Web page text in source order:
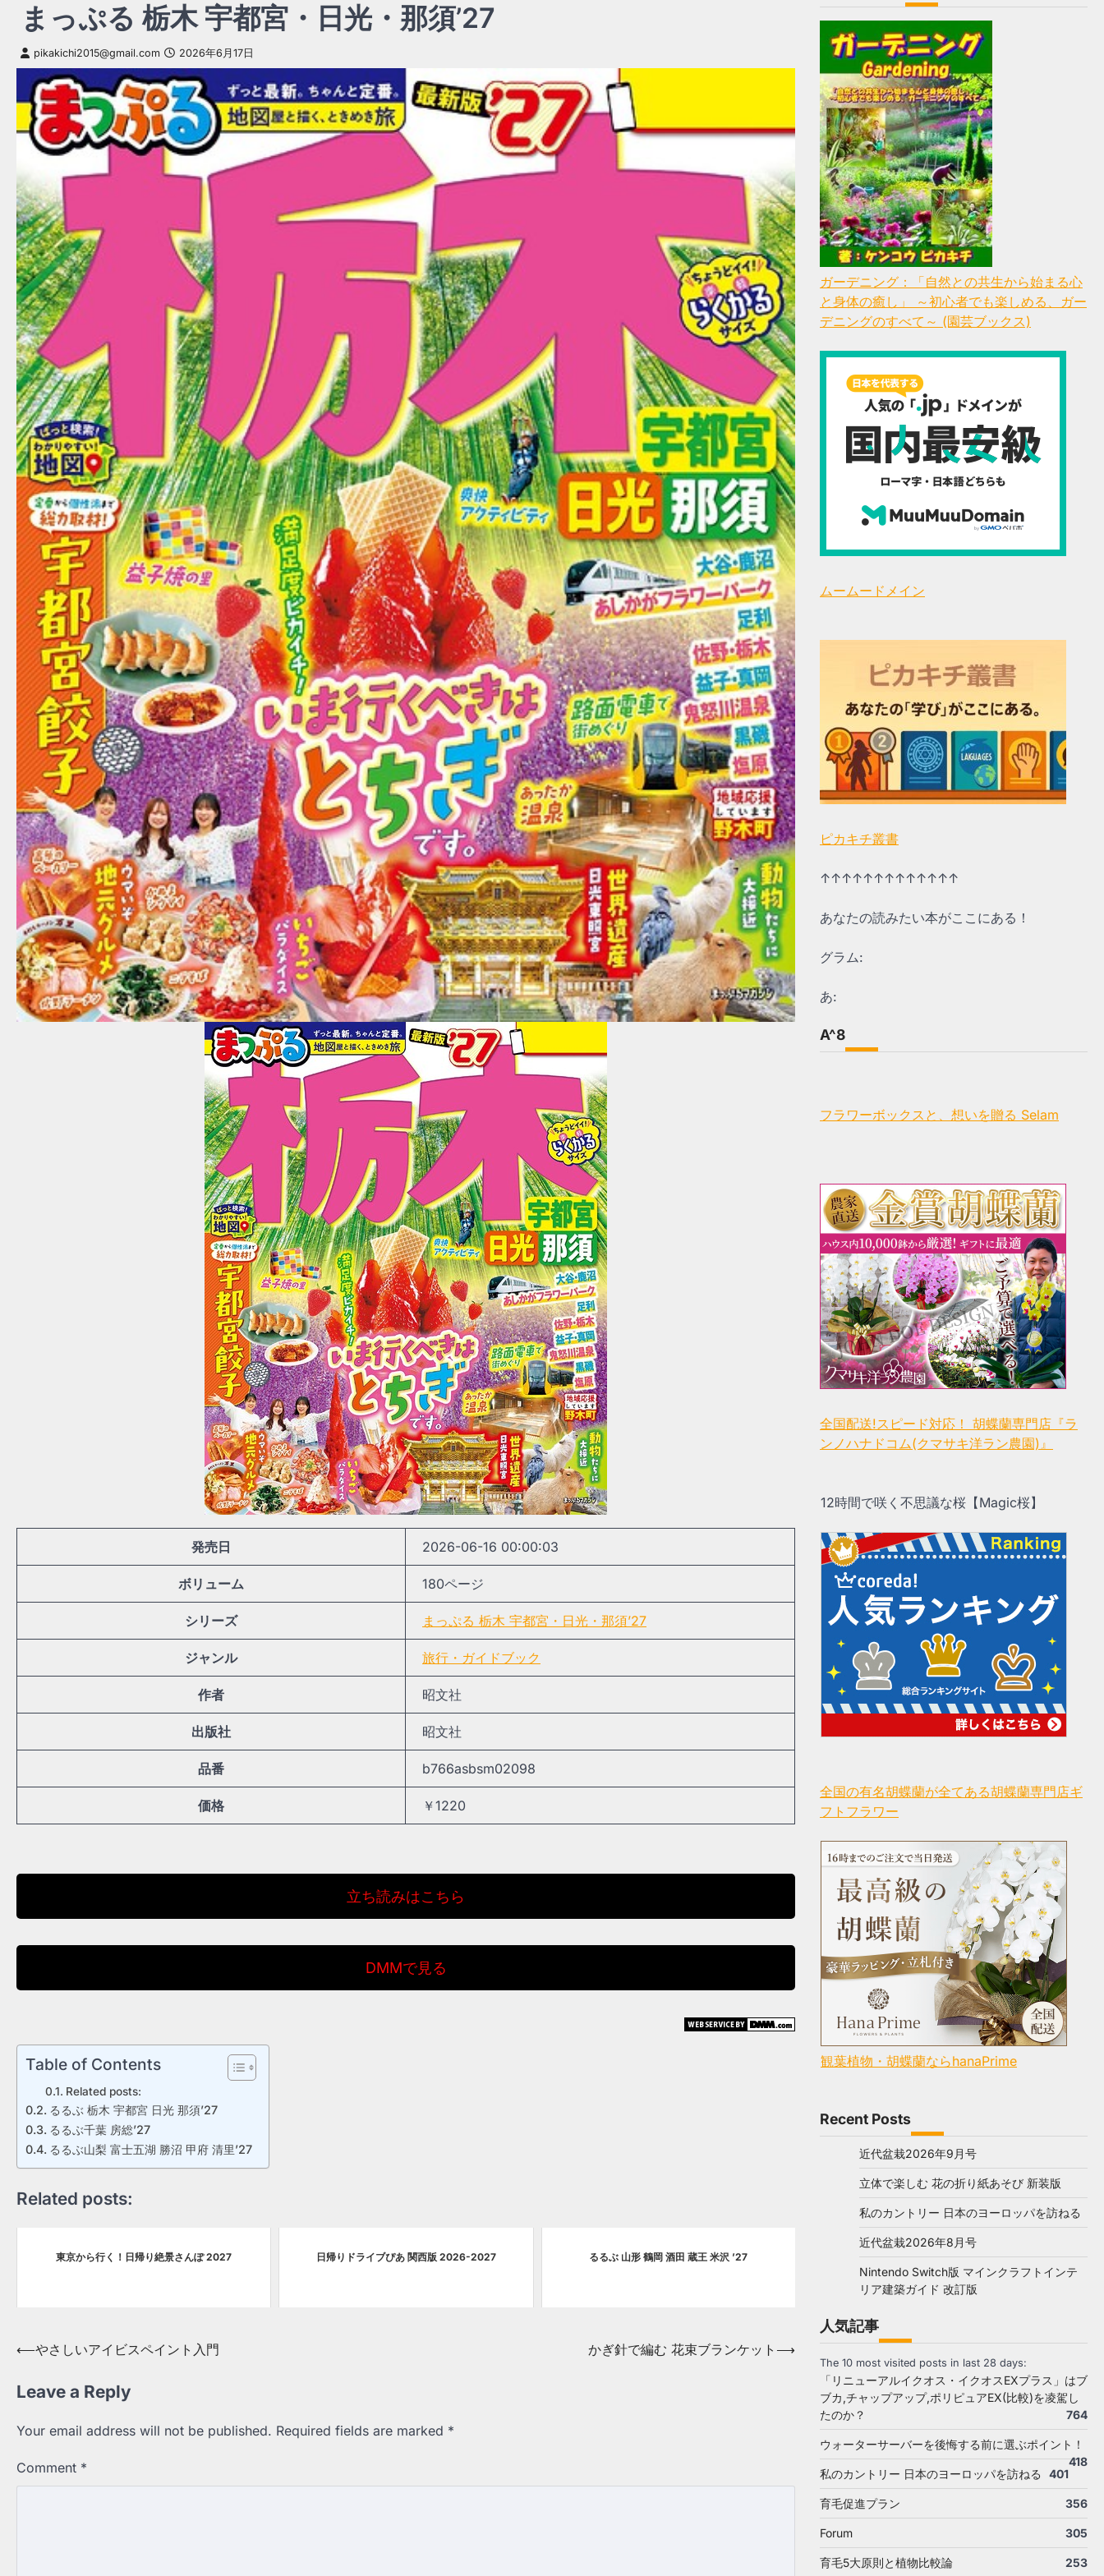
まっぷる 栃木 宇都宮・日光・那須’27
pikakichi2015@gmail.com 2026年6月17日
発売日 2026-06-16 00:00:03
ボリューム 180ページ
シリーズ まっぷる 栃木 宇都宮・日光・那須’27
ジャンル 旅行・ガイドブック
作者 昭文社
出版社 昭文社
品番 b766asbsm02098
価格 ￥1220
立ち読みはこちら
DMMで見る
Table of Contents
Related posts:
るるぶ 栃木 宇都宮 日光 那須’27
るるぶ千葉 房総’27
るるぶ山梨 富士五湖 勝沼 甲府 清里’27
Related posts:
東京から行く！日帰り絶景さんぽ 2027 日帰りドライブぴあ 関西版 2026-2027 るるぶ 山形 鶴岡 酒田 蔵王 米沢 ’27
Post
⟵やさしいアイビスペイント入門 かぎ針で編む 花束ブランケット ⟶
Leave a Reply
Your email address will not be published. Required fields are marked *
Comment *
ガーデニング：「自然との共生から始まる心
と身体の癒し」 ～初心者でも楽しめる、ガー
デニングのすべて～ (園芸ブックス)
ムームードメイン
ピカキチ叢書
↑↑↑↑↑↑↑↑↑↑↑↑↑
あなたの読みたい本がここにある！
グラム:
あ:
A^8
フラワーボックスと、想いを贈る Selam
全国配送!スピード対応！ 胡蝶蘭専門店『ラ
ンノハナドコム(クマサキ洋ラン農園)』
12時間で咲く不思議な桜【Magic桜】
全国の有名胡蝶蘭が全てある胡蝶蘭専門店ギ
フトフラワー
観葉植物・胡蝶蘭ならhanaPrime
Recent Posts
近代盆栽2026年9月号
立体で楽しむ 花の折り紙あそび 新装版
私のカントリー 日本のヨーロッパを訪ねる
近代盆栽2026年8月号
Nintendo Switch版 マインクラフトインテ
リア建築ガイド 改訂版
人気記事
The 10 most visited posts in last 28 days:
「リニューアルイクオス・イクオスEXプラス」はブ
ブカ,チャップアップ,ポリピュアEX(比較)を凌駕し
たのか？
764
ウォーターサーバーを後悔する前に選ぶポイント！
418
私のカントリー 日本のヨーロッパを訪ねる
401
育毛促進プラン 356
Forum 305
育毛5大原則と植物比較論 253